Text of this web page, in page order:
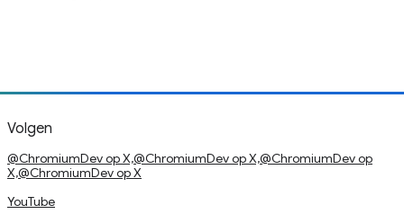
Volgen
@ChromiumDev op X,@ChromiumDev op X,@ChromiumDev op
X,@ChromiumDev op X
YouTube